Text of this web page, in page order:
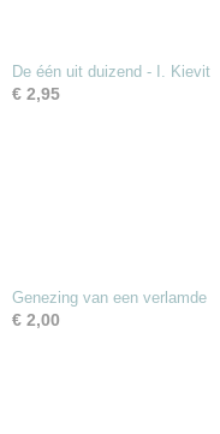
De één uit duizend - I. Kievit
€ 2,95
Genezing van een verlamde
€ 2,00